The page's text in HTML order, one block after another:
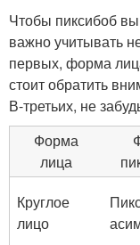
Чтобы пиксибоб
важно учитывать
первых, форма
стоит обратить
В-третьих, не
Форма
лица
Круглое
лицо